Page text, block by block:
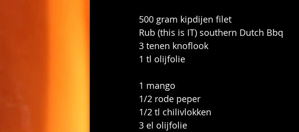
500 gram kipdijen filet
Rub (this is IT) southern Dutch Bbq
3 tenen knoflook
1 tl olijfolie
1 mango
1/2 rode peper
1/2 tl chilivlokken
3 el olijfolie